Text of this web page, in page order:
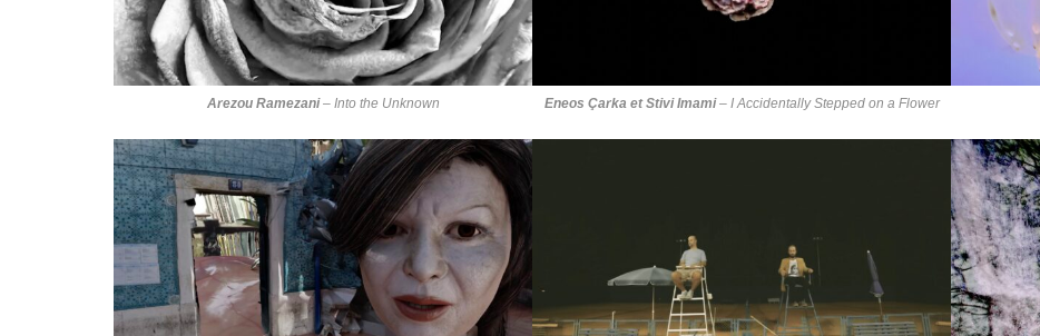
Arezou Ramezani– Into the Unknown Eneos Çarka et Stivi Imami– I Accidentally Stepped on a Flower